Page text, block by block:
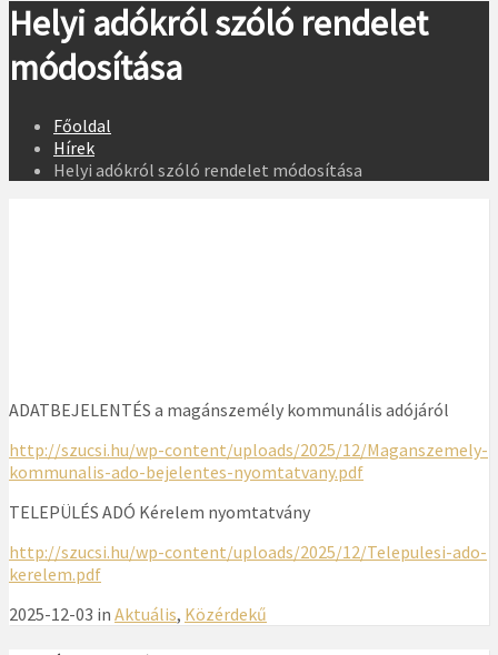
Helyi adókról szóló rendelet
módosítása
Főoldal
Hírek
Helyi adókról szóló rendelet módosítása
ADATBEJELENTÉS a magánszemély kommunális adójáról
http://szucsi.hu/wp-content/uploads/2025/12/Maganszemely-
kommunalis-ado-bejelentes-nyomtatvany.pdf
TELEPÜLÉS ADÓ Kérelem nyomtatvány
http://szucsi.hu/wp-content/uploads/2025/12/Telepulesi-ado-
kerelem.pdf
2025-12-03 in Aktuális, Közérdekű